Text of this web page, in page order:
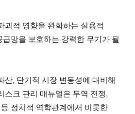
괴적 영향을 완화하는 실용적
급망을 보호하는 강력한 무기가 될
산, 단기적 시장 변동성에 대비해
스크 관리 매뉴얼은 무역 전쟁,
정치적 역학관계에서 비롯한